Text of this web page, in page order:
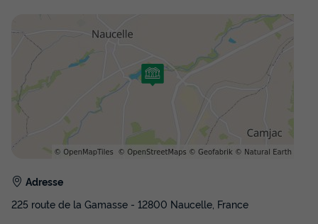
Terrasse couverte
Cafetière
Congélateur
Réfrigérateur
+ 5
MOBILHOME 4 personnes - Espace 2 chambres
du
05/09/2026 12/09/2026
Modifier les dates
Adresse
225 route de la Gamasse - 12800 Naucelle, France